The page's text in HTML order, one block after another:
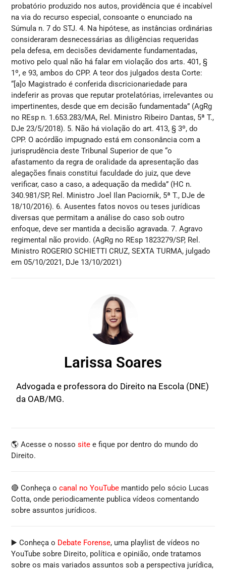
probatório produzido nos autos, providência que é incabível
na via do recurso especial, consoante o enunciado na
Súmula n. 7 do STJ. 4. Na hipótese, as instâncias ordinárias
consideraram desnecessárias as diligências requeridas
pela defesa, em decisões devidamente fundamentadas,
motivo pelo qual não há falar em violação dos arts. 401, §
1º, e 93, ambos do CPP. A teor dos julgados desta Corte:
“[a]o Magistrado é conferida discricionariedade para
indeferir as provas que reputar protelatórias, irrelevantes ou
impertinentes, desde que em decisão fundamentada” (AgRg
no REsp n. 1.653.283/MA, Rel. Ministro Ribeiro Dantas, 5ª T.,
DJe 23/5/2018). 5. Não há violação do art. 413, § 3º, do
CPP. O acórdão impugnado está em consonância com a
jurisprudência deste Tribunal Superior de que “o
afastamento da regra de oralidade da apresentação das
alegações finais constitui faculdade do juiz, que deve
verificar, caso a caso, a adequação da medida” (HC n.
340.981/SP, Rel. Ministro Joel Ilan Paciornik, 5ª T., DJe de
18/10/2016). 6. Ausentes fatos novos ou teses jurídicas
diversas que permitam a análise do caso sob outro
enfoque, deve ser mantida a decisão agravada. 7. Agravo
regimental não provido. (AgRg no REsp 1823279/SP, Rel.
Ministro ROGERIO SCHIETTI CRUZ, SEXTA TURMA, julgado
em 05/10/2021, DJe 13/10/2021)
Larissa Soares
Advogada e professora do Direito na Escola (DNE)
da OAB/MG.
🌎 Acesse o nossosite e fique por dentro do mundo do
Direito.
🔴 Conheça ocanal no YouTube mantido pelo sócio Lucas
Cotta, onde periodicamente publica vídeos comentando
sobre assuntos jurídicos.
▶️ Conheça o Debate Forense, uma playlist de vídeos no
YouTube sobre Direito, política e opinião, onde tratamos
sobre os mais variados assuntos sob a perspectiva jurídica,